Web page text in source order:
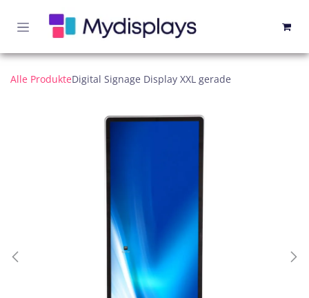
Alle ProdukteDigital Signage Display XXL gerade